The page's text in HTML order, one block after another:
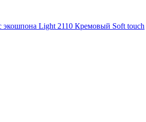
экошпона Light 2110 Кремовый Soft touch